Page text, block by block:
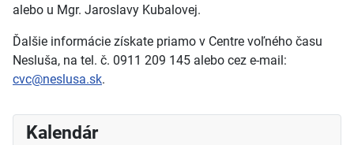
alebo u Mgr. Jaroslavy Kubalovej.
Ďalšie informácie získate priamo v Centre voľného času
Nesluša, na tel. č. 0911 209 145 alebo cez e-mail:
cvc@neslusa.sk.
Kalendár